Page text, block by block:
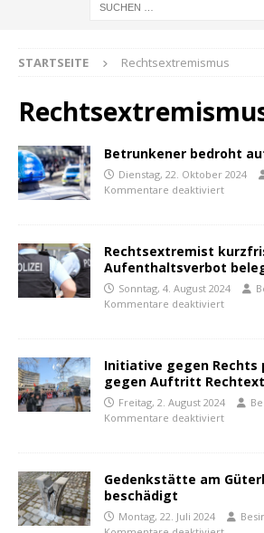
STARTSEITE Rechtsextremismus
Betrunkener bedroht
Dienstag, 22. Oktober 2024
Kommentare deaktiviert
Rechtsextremist
Aufenthaltsverbot
Sonntag, 4. August 2024
Kommentare deaktiviert
Initiative gegen Rechts
gegen Auftritt
Freitag, 2. August 2024
Kommentare deaktiviert
Gedenkstätte am
beschädigt
Montag, 22. Juli 2024